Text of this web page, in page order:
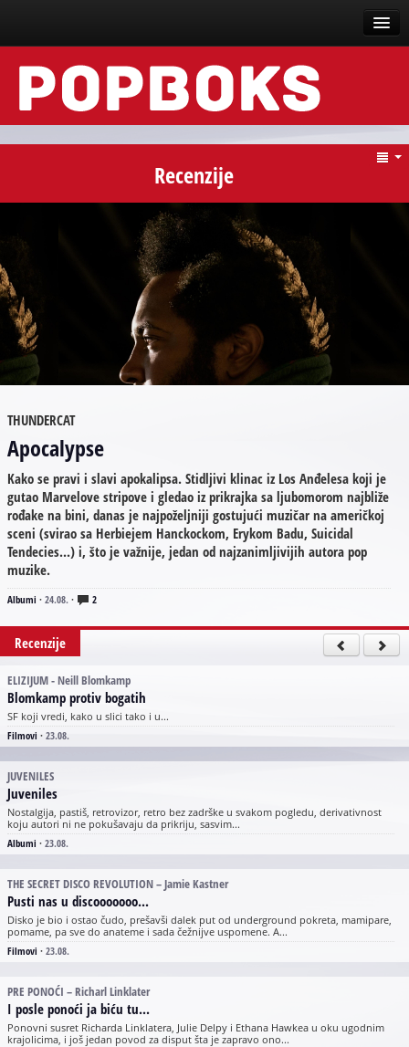
Vesti
Događaji
Arhive
Recenzije
THUNDERCAT
Apocalypse
Kako se pravi i slavi apokalipsa. Stidljivi klinac iz Los Anđelesa koji je
gutao Marvelove stripove i gledao iz prikrajka sa ljubomorom najbliže
rođake na bini, danas je najpoželjniji gostujući muzičar na američkoj
sceni (svirao sa Herbiejem Hanckockom, Erykom Badu, Suicidal
Tendecies...) i, što je važnije, jedan od najzanimljivijih autora pop
muzike.
Albumi · 24.08. · 2
Recenzije
ELIZIJUM - Neill Blomkamp
Blomkamp protiv bogatih
SF koji vredi, kako u slici tako i u...
Filmovi · 23.08.
JUVENILES
Juveniles
Nostalgija, pastiš, retrovizor, retro bez zadrške u svakom pogledu, derivativnost
koju autori ni ne pokušavaju da prikriju, sasvim...
Albumi · 23.08.
THE SECRET DISCO REVOLUTION – Jamie Kastner
Pusti nas u discooooooo...
Disko je bio i ostao čudo, prešavši dalek put od underground pokreta, mamipare,
pomame, pa sve do anateme i sada čežnijve uspomene. A...
Filmovi · 23.08.
PRE PONOĆI – Richarl Linklater
I posle ponoći ja biću tu...
Ponovni susret Richarda Linklatera, Julie Delpy i Ethana Hawkea u oku ugodnim
krajolicima, i još jedan povod za disput šta je zapravo ono...